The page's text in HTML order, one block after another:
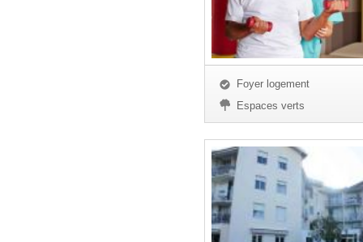
Foyer logement
Espaces verts